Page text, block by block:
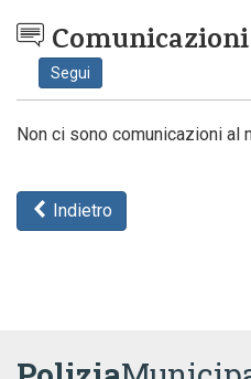
Segui
Non ci sono comunicazioni al
Indietro